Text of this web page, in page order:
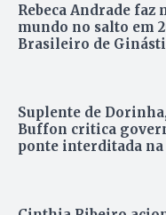
Rebeca Andrade faz
mundo no salto em
Brasileiro de
Suplente de
Buffon critica
ponte interditada na